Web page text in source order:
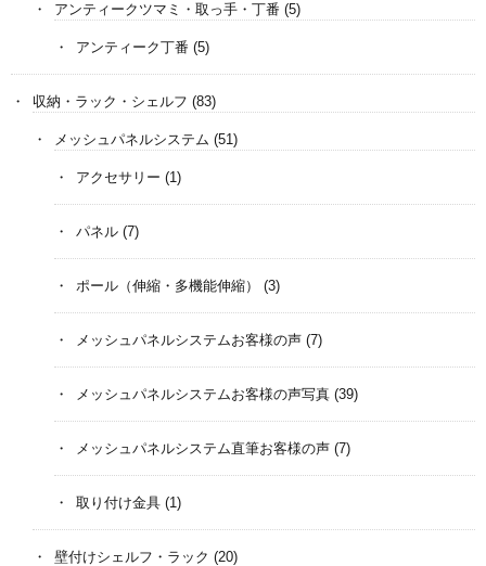
アンティークツマミ・取っ手・丁番 (5)
アンティーク丁番 (5)
収納・ラック・シェルフ (83)
メッシュパネルシステム (51)
アクセサリー (1)
パネル (7)
ポール（伸縮・多機能伸縮） (3)
メッシュパネルシステムお客様の声 (7)
メッシュパネルシステムお客様の声写真 (39)
メッシュパネルシステム直筆お客様の声 (7)
取り付け金具 (1)
壁付けシェルフ・ラック (20)